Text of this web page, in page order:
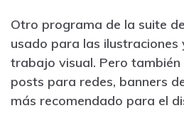
Otro programa de la suite de
usado para las ilustraciones
trabajo visual. Pero
posts para redes, banners
más recomendado para el